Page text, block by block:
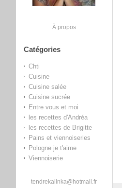
À propos
Catégories
Chti
Cuisine
Cuisine salée
Cuisine sucrée
Entre vous et moi
les recettes d'Andréa
les recettes de Brigitte
Pains et viennoiseries
Pologne je t'aime
Viennoiserie
tendrekalinka@hotmail.fr